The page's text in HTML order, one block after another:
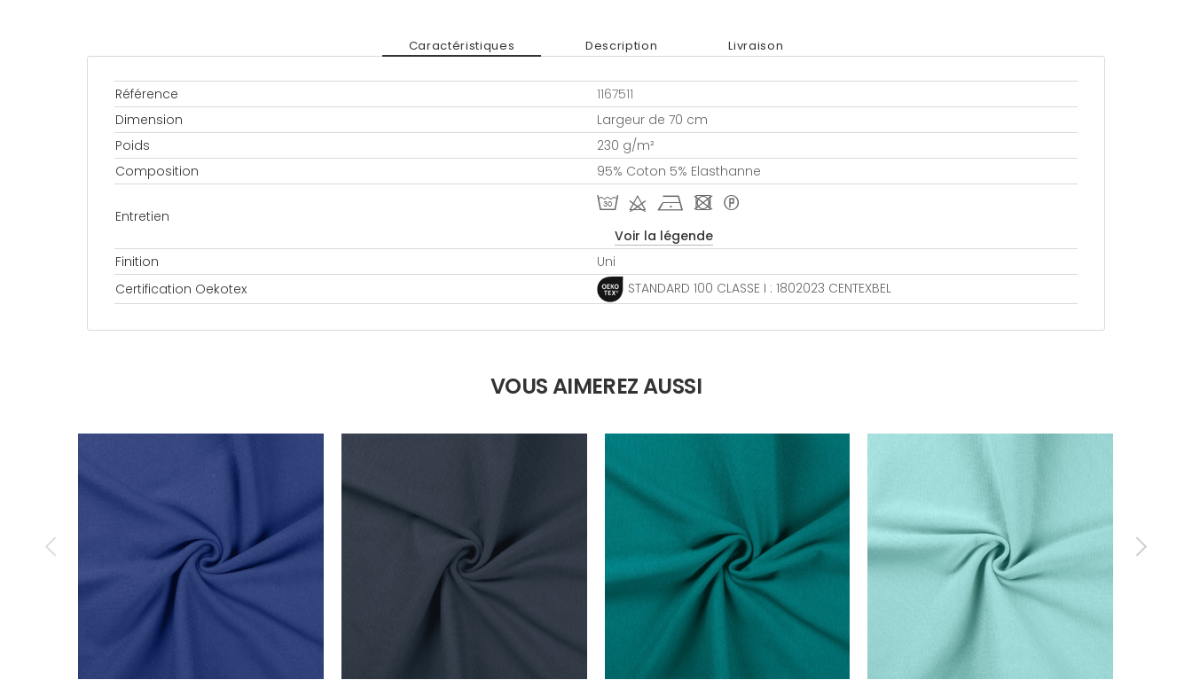
Caractéristiques Description Livraison
Référence
1167511
Dimension
Largeur de 70 cm
Poids
230 g/m²
Composition
95% Coton 5% Elasthanne
Entretien
T d h - *
Voir la légende
Finition
Uni
Certification Oekotex
STANDARD 100 CLASSE I : 1802023 CENTEXBEL
VOUS AIMEREZ AUSSI